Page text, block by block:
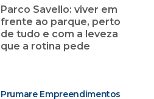
Parco Savello: viver em
frente ao parque, perto
de tudo e com a leveza
que a rotina pede
Prumare Empreendimentos